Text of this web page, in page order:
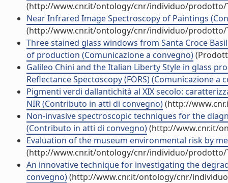
(http://www.cnr.it/ontology/cnr/individuo/prodotto/
Near Infrared Image Spectroscopy of Paintings
(http://www.cnr.it/ontology/cnr/individuo/prodotto/
Three stained glass windows from Santa Croce
of production (Comunicazione a convegno)
Galileo Chini and the Italian Liberty Style in glass
Reflectance Spectoscopy (FORS) (Comunicazione a
Pigmenti verdi dallantichità al XIX secolo:
NIR (Contributo in atti di convegno)(http://
Non-invasive spectroscopic techniques for the
(Contributo in atti di convegno)(http://www.cnr.it/
Evaluation of the museum environmental risk by
(http://www.cnr.it/ontology/cnr/individuo/prodotto/
An innovative technique for investigating the
convegno)(http://www.cnr.it/ontology/cnr/